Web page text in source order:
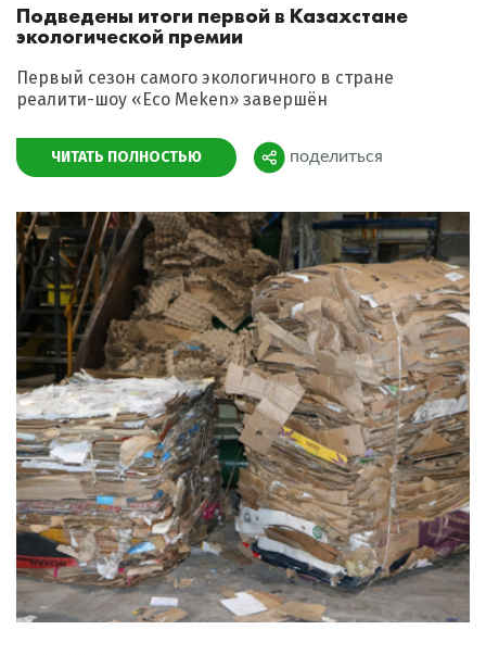
Подведены итоги первой в Казахстане
экологической премии
Первый сезон самого экологичного в стране
реалити-шоу «Eco Meken» завершён
ЧИТАТЬ ПОЛНОСТЬЮ Поделиться
поделиться